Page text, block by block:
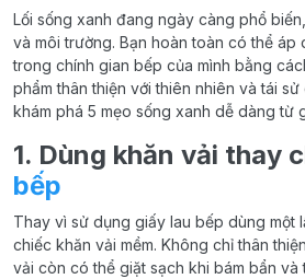
Lối sống xanh đang ngày càng phổ
và môi trường. Bạn hoàn toàn có thể áp
trong chính gian bếp của mình bằng
phẩm thân thiện với thiên nhiên và tái sử
khám phá 5 mẹo sống xanh dễ dàng từ
1. Dùng khăn vải thay
bếp
Thay vì sử dụng giấy lau bếp dùng một
chiếc khăn vải mềm. Không chỉ thân
vải còn có thể giặt sạch khi bám bẩn và